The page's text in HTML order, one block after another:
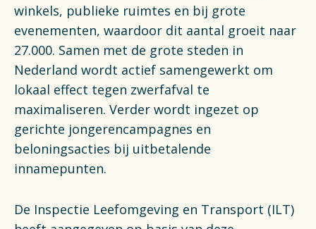
winkels, publieke ruimtes en bij grote
evenementen, waardoor dit aantal groeit naar
27.000. Samen met de grote steden in
Nederland wordt actief samengewerkt om
lokaal effect tegen zwerfafval te
maximaliseren. Verder wordt ingezet op
gerichte jongerencampagnes en
beloningsacties bij uitbetalende
innamepunten.
De Inspectie Leefomgeving en Transport (ILT)